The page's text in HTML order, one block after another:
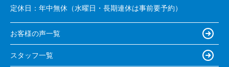
定休日： 年中無休（水曜日・長期連休は事前要予約）
お客様の声一覧
スタッフ一覧